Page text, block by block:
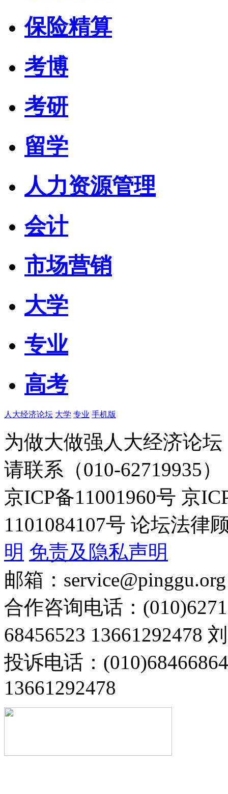
保险精算
考博
考研
留学
人力资源管理
会计
市场营销
大学
专业
高考
人大经济论坛 大学 专业 手机版
为做大做强人大经济论
请联系（010-62719935）
京ICP备11001960号 京
1101084107号 论坛法律
明 免责及隐私声明
邮箱：service@pinggu.org
合作咨询电话：
68456523 13661292478
投诉电话：
13661292478